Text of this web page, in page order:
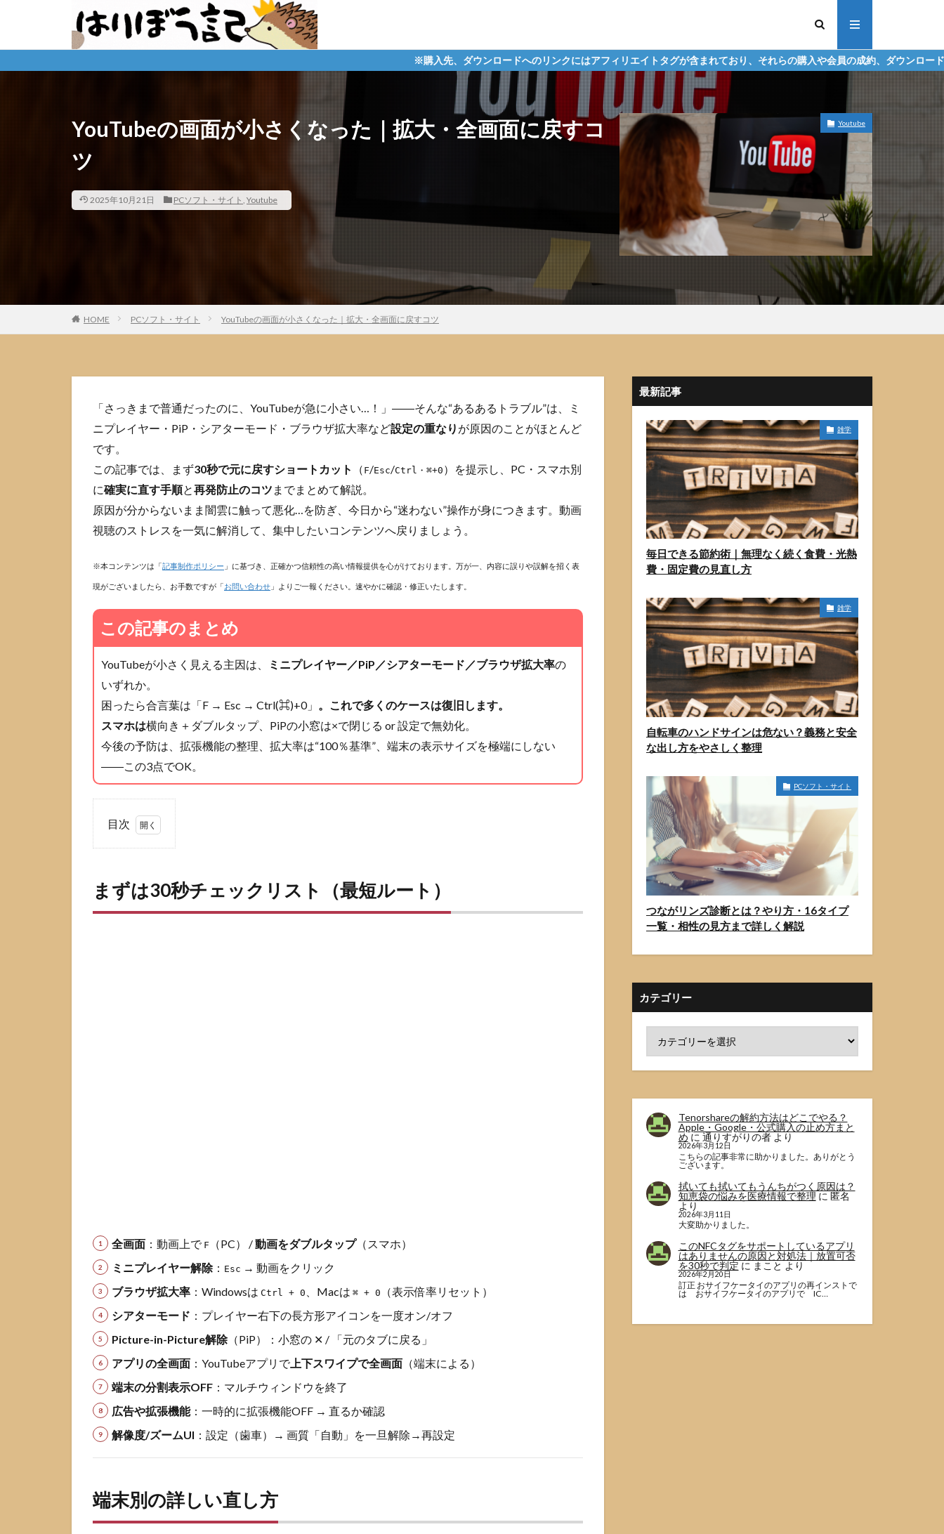
※購入先、ダウンロードへのリンクにはアフィリエイトタグが含まれており、それらの購入や会員の成約、ダウンロードなどからの収益化
YouTubeの画面が小さくなった｜拡大・全画面に戻すコ
ツ
2025年10月21日 PCソフト・サイト , Youtube
Youtube
HOME PCソフト・サイト YouTubeの画面が小さくなった｜拡大・全画面に戻すコツ
「さっきまで普通だったのに、YouTubeが急に小さい…！」――そんな“あるあるトラブル”は、ミ
ニプレイヤー・PiP・シアターモード・ブラウザ拡大率など設定の重なり が原因のことがほとんど
です。
この記事では、まず30秒で元に戻すショートカット （ F/Esc/Ctrl・⌘+0 ）を提示し、PC・スマホ別
に確実に直す手順と再発防止のコツ までまとめて解説。
原因が分からないまま闇雲に触って悪化…を防ぎ、今日から“迷わない”操作が身につきます。動画
視聴のストレスを一気に解消して、集中したいコンテンツへ戻りましょう。
※本コンテンツは「記事制作ポリシー 」に基づき、正確かつ信頼性の高い情報提供を心がけております。万が一、内容に誤りや誤解を招く表
現がございましたら、お手数ですが「お問い合わせ 」よりご一報ください。速やかに確認・修正いたします。
この記事のまとめ
YouTubeが小さく見える主因は、 ミニプレイヤー／PiP／シアターモード／ブラウザ拡大率の
いずれか。
困ったら合言葉は「F → Esc → Ctrl(⌘)+0」
。これで多くのケースは復旧します。
スマホは横向き＋ダブルタップ、PiPの小窓は×で閉じる or 設定で無効化。
今後の予防は、拡張機能の整理、拡大率は“100％基準”、端末の表示サイズを極端にしない
――この3点でOK。
目次
30
秒チ
2.2
B. スマホ
（iPhone/Android・
YouTubeアプリ）
2.3
C. タ
ット/
スマ
TV
3
“小
見え
な原
因と
対処
まずは30秒チェックリスト（最短ルート）
全画面 ：動画上で F （PC） /動画をダブルタップ（スマホ）
ミニプレイヤー解除： Esc → 動画をクリック
ブラウザ拡大率 ：Windowsは Ctrl + 0 、Macは ⌘ + 0
（表示倍率リセット）
シアターモード ：プレイヤー右下の長方形アイコンを一度オン/オフ
Picture-in-Picture解除（PiP）：小窓の ✕ / 「元のタブに戻る」
アプリの全画面 ：YouTubeアプリで上下スワイプで全画面 （端末による）
端末の分割表示OFF ：マルチウィンドウを終了
広告や拡張機能：一時的に拡張機能OFF → 直るか確認
解像度/ズームUI ：設定（歯車）→ 画質「自動」を一旦解除→再設定
端末別の詳しい直し方
最新記事
雑学
毎日できる節約術｜無理なく続く食費・光熱
費・固定費の見直し方
雑学
自転車のハンドサインは危ない？義務と安全
な出し方をやさしく整理
PCソフト・サイト
つながリンズ診断とは？やり方・16タイプ
一覧・相性の見方まで詳しく解説
カテゴリー
Tenorshareの解約方法はどこでやる？
Apple・Google・公式購入の止め方まと
め に 通りすがりの者より
2026年3月12日
こちらの記事非常に助かりました。ありがとう
ございます。
拭いても拭いてもうんちがつく原因は？
知恵袋の悩みを医療情報で整理 に 匿名
より
2026年3月11日
大変助かりました。
このNFCタグをサポートしているアプリ
はありませんの原因と対処法｜放置可否
を30秒で判定 に まこと より
2026年2月20日
訂正 おサイフケータイのアプリの再インストで
は おサイフケータイのアプリで IC…